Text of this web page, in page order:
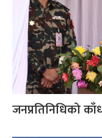
जनप्रतिनिधिको